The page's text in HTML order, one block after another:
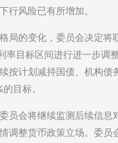
行风险已有所增加。
局的变化，委员会决定
率目标区间进行进一步调
按计划减持国债、机构
目标。
员会将继续监测后续信
调整货币政策立场。委